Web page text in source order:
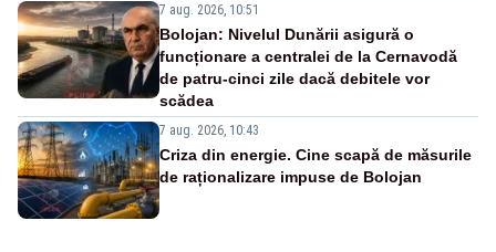
7 aug. 2026, 10:51
Bolojan: Nivelul Dunării asigură o
funcționare a centralei de la Cernavodă
de patru-cinci zile dacă debitele vor
scădea
7 aug. 2026, 10:43
Criza din energie. Cine scapă de măsurile
de raționalizare impuse de Bolojan